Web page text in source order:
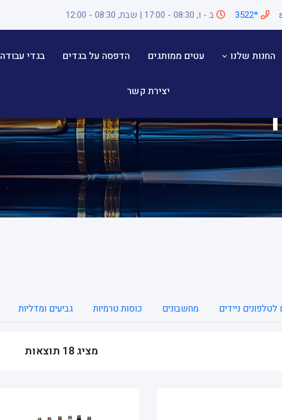
*3522 ב - ו, 08:30 - 17:00 | שבת, 08:30 - 12:00
החנות שלנו עטים ממותגים הדפסה על בגדים בגדי עבודה
יצירת קשר
ניידים מחשבונים כוסות טרמיות גביעים ומדליות
מציג 18 תוצאות